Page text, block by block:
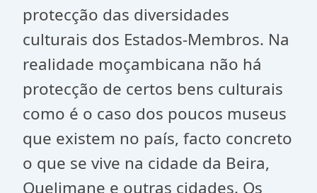
protecção das diversidades
culturais dos Estados-Membros. Na
realidade moçambicana não há
protecção de certos bens culturais
como é o caso dos poucos museus
que existem no país, facto concreto
o que se vive na cidade da Beira,
Quelimane e outras cidades. Os